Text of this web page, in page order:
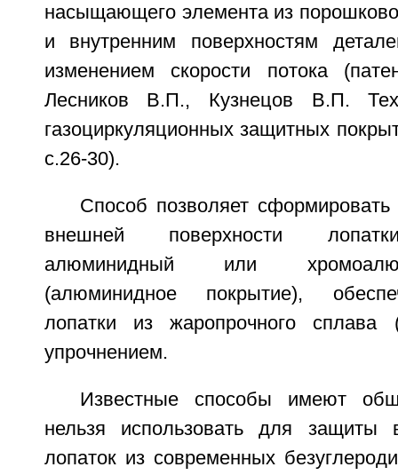
насыщающего элемента из
и внутренним поверхностям
изменением скорости потока
Лесников В.П., Кузнецов В.П.
газоциркуляционных защитных
с.26-30).
Способ позволяет
внешней поверхности
алюминидный или
(алюминидное покрытие),
лопатки из жаропрочного
упрочнением.
Известные способы имеют
нельзя использовать для защиты
лопаток из современных